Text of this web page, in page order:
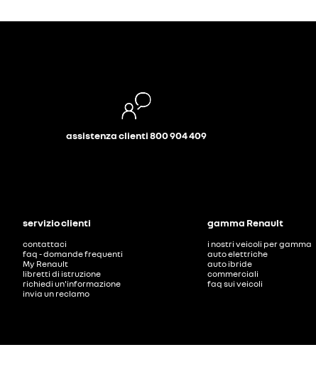
assistenza clienti 800 904 409
servizio clienti
contattaci
faq - domande frequenti
My Renault
libretti di istruzione
richiedi un'informazione
invia un reclamo
gamma Renault
i nostri veicoli per gamma
auto elettriche
auto ibride
commerciali
faq sui veicoli